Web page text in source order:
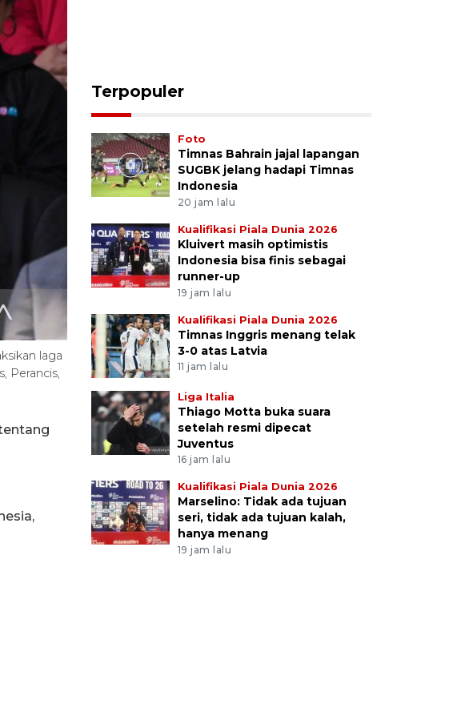
laga
Perancis,
Terpopuler
Foto
Timnas Bahrain jajal lapangan
SUGBK jelang hadapi Timnas
Indonesia
20 jam lalu
Kualifikasi Piala Dunia 2026
Kluivert masih optimistis
Indonesia bisa finis sebagai
runner-up
19 jam lalu
Kualifikasi Piala Dunia 2026
Timnas Inggris menang telak
3-0 atas Latvia
11 jam lalu
Liga Italia
Thiago Motta buka suara
setelah resmi dipecat
Juventus
16 jam lalu
Kualifikasi Piala Dunia 2026
Marselino: Tidak ada tujuan
seri, tidak ada tujuan kalah,
hanya menang
19 jam lalu